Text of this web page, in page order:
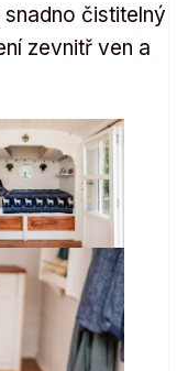
čistitelný
zevnitř ven a